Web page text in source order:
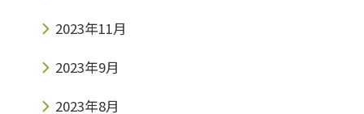
2023年11月
2023年9月
2023年8月